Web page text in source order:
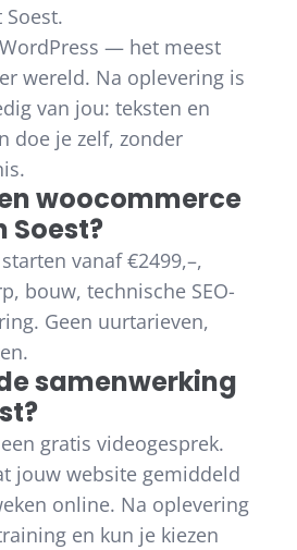
— het meest
wereld. Na oplevering is
van jou: teksten en
doe je zelf, zonder
woocommerce
Soest?
vanaf €2499,–,
bouw, technische SEO-
Geen uurtarieven,
samenwerking
gratis videogesprek.
jouw website gemiddeld
online. Na oplevering
en kun je kiezen